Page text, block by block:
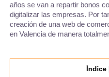
años se van a repartir bonos
digitalizar las empresas. Por
creación de una web de
en Valencia de manera
Índice